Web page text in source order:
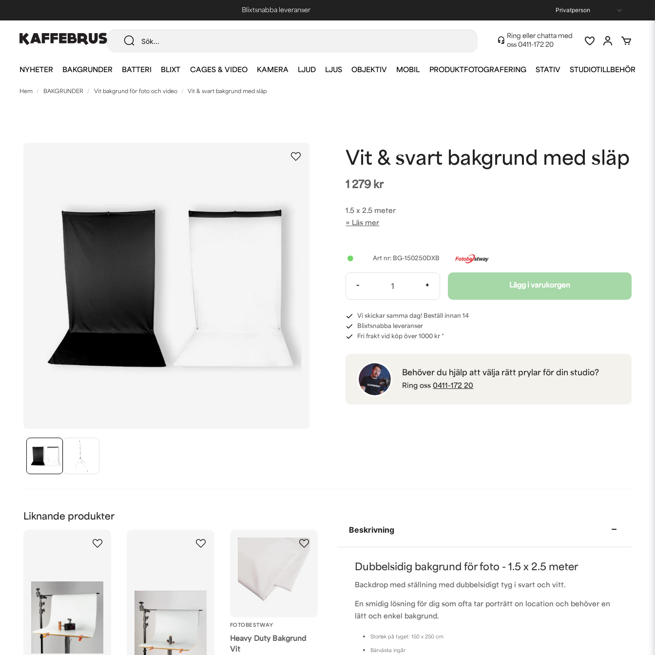
Fri frakt vid köp över 1000 kr *
Ring eller chatta med
oss 0411-172 20
NYHETER BAKGRUNDER BATTERI BLIXT CAGES & VIDEO KAMERA LJUD LJUS OBJEKTIV MOBIL PRODUKTFOTOGRAFERING STATIV STUDIOTILLBEHÖR
Hem BAKGRUNDER Vit bakgrund för foto och video Vit & svart bakgrund med släp
Vit & svart bakgrund med släp
1 279 kr
1.5 x 2.5 meter
Läs mer
BG-150250DXB
- + Lägg i varukorgen
Vi skickar samma dag! Beställ innan 14
Blixtsnabba leveranser
Fri frakt vid köp över 1000 kr *
Behöver du hjälp att välja rätt prylar för din studio?
Ring oss0411-172 20
Liknande produkter
FOTOBESTWAY
Heavy Duty Bakgrund
Vit
Beskrivning
Dubbelsidig bakgrund för foto - 1.5 x 2.5 meter
Backdrop med ställning med dubbelsidigt tyg i svart och vitt.
En smidig lösning för dig som ofta tar porträtt on location och behöver en
lätt och enkel bakgrund.
Storlek på tyget: 150 x 250 cm
Bärväska ingår